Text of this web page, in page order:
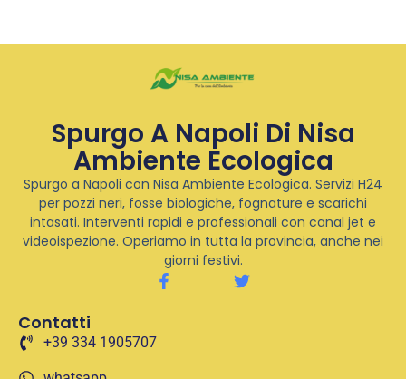
Spurgo A Napoli Di Nisa
Ambiente Ecologica
Spurgo a Napoli con Nisa Ambiente Ecologica. Servizi H24
per pozzi neri, fosse biologiche, fognature e scarichi
intasati. Interventi rapidi e professionali con canal jet e
videoispezione. Operiamo in tutta la provincia, anche nei
giorni festivi.
Contatti
+39 334 1905707